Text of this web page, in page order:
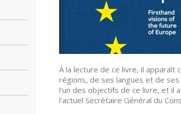
À la lecture de ce livre, il apparaît
régions, de ses langues et de
l'un des objectifs de ce livre, et il
l'actuel Secrétaire Général du